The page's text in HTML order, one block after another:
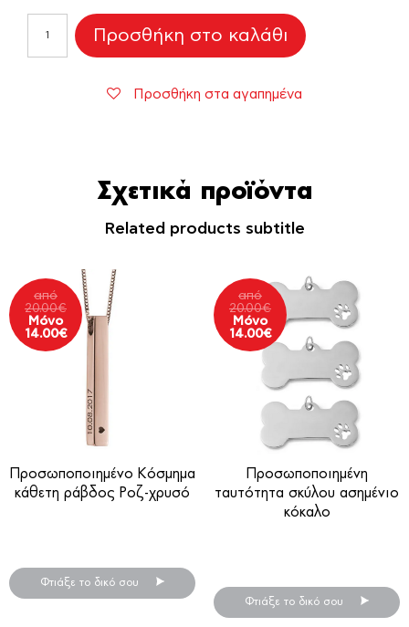
Προσωποποιημένη
ταυτότητα
σκύλου
Προσθήκη στο καλάθι
Προσθήκη στα αγαπημένα
Σχετικά προϊόντα
Related products subtitle
Προσωποποιημένο Κόσμημα
κάθετη ράβδος Ροζ-χρυσό
από
20.00€
Μόνο
14.00€
Φτιάξε το δικό σου
Προσωποποιημένη
ταυτότητα σκύλου ασημένιο
κόκαλο
από
20.00€
Μόνο
14.00€
Φτιάξε το δικό σου